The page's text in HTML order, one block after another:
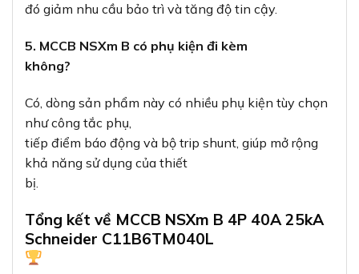
đó giảm nhu cầu bảo trì và tăng độ tin cậy.
5. MCCB NSXm B có phụ kiện đi kèm
không?
Có, dòng sản phẩm này có nhiều phụ kiện tùy chọn
như công tắc phụ,
tiếp điểm báo động và bộ trip shunt, giúp mở rộng
khả năng sử dụng của thiết
bị.
Tổng kết về MCCB NSXm B 4P 40A 25kA
Schneider C11B6TM040L